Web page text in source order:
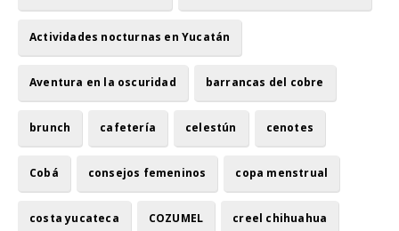
Actividades nocturnas en Yucatán
Aventura en la oscuridad barrancas del cobre
brunch cafetería celestún cenotes
Cobá consejos femeninos copa menstrual
costa yucateca COZUMEL creel chihuahua